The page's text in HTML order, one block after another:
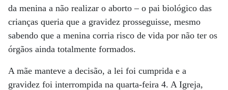
da menina a não realizar o aborto – o pai biológico das
crianças queria que a gravidez prosseguisse, mesmo
sabendo que a menina corria risco de vida por não ter os
órgãos ainda totalmente formados.
A mãe manteve a decisão, a lei foi cumprida e a
gravidez foi interrompida na quarta-feira 4. A Igreja,